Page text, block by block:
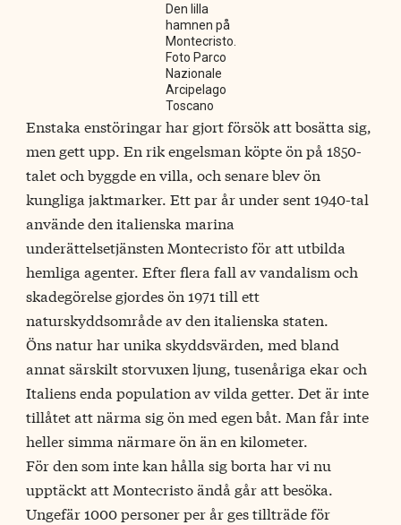
Den lilla
hamnen på
Montecristo.
Foto Parco
Nazionale
Arcipelago
Toscano
Enstaka enstöringar har gjort försök att bosätta sig,
men gett upp. En rik engelsman köpte ön på 1850-
talet och byggde en villa, och senare blev ön
kungliga jaktmarker. Ett par år under sent 1940-tal
använde den italienska marina
underättelsetjänsten Montecristo för att utbilda
hemliga agenter. Efter flera fall av vandalism och
skadegörelse gjordes ön 1971 till ett
naturskyddsområde av den italienska staten.
Öns natur har unika skyddsvärden, med bland
annat särskilt storvuxen ljung, tusenåriga ekar och
Italiens enda population av vilda getter. Det är inte
tillåtet att närma sig ön med egen båt. Man får inte
heller simma närmare ön än en kilometer.
För den som inte kan hålla sig borta har vi nu
upptäckt att Montecristo ändå går att besöka.
Ungefär 1000 personer per år ges tillträde för